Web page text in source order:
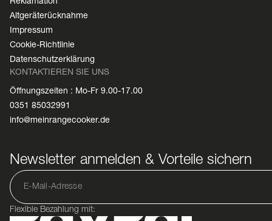
Altgeräterücknahme
Impressum
Cookie-Richtlinie
Datenschutzerklärung
KONTAKTIEREN SIE UNS
Öffnungszeiten : Mo-Fr 9.00-17.00
0351 85032991
info@meinrangecooker.de
Newsletter anmelden & Vorteile sichern
Flexible Bezahlung mit: